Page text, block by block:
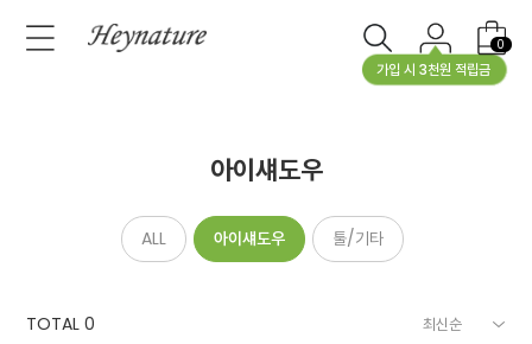
가입 시 3천원 적립금
0
아이섀도우
ALL 아이섀도우 툴/기타
TOTAL0